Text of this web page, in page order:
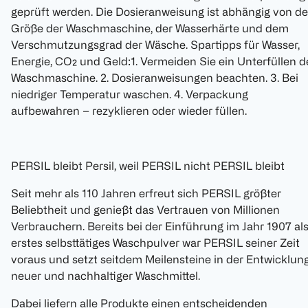
geprüft werden. Die Dosieranweisung ist abhängig von
Größe der Waschmaschine, der Wasserhärte und dem
Verschmutzungsgrad der Wäsche. Spartipps für Wasser,
Energie, CO₂ und Geld:1. Vermeiden Sie ein Unterfüllen
Waschmaschine. 2. Dosieranweisungen beachten. 3. Bei
niedriger Temperatur waschen. 4. Verpackung
aufbewahren – rezyklieren oder wieder füllen.
PERSIL bleibt Persil, weil PERSIL nicht PERSIL bleibt
Seit mehr als 110 Jahren erfreut sich PERSIL größter
Beliebtheit und genießt das Vertrauen von Millionen
Verbrauchern. Bereits bei der Einführung im Jahr 1907 als
erstes selbsttätiges Waschpulver war PERSIL seiner Zeit
voraus und setzt seitdem Meilensteine in der
neuer und nachhaltiger Waschmittel.
Dabei liefern alle Produkte einen entscheidenden